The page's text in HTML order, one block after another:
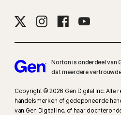
Norton is onderdeel van
dat meerdere
Copyright © 2026 Gen Digital Inc. Alle
handelsmerken of gedeponeerde
van Gen Digital Inc. of haar